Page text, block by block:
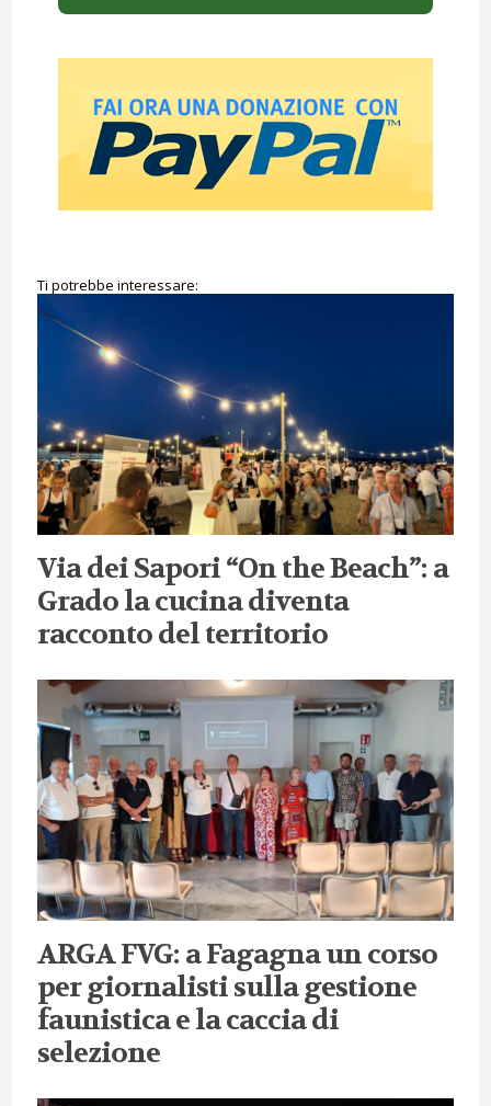
Ti potrebbe interessare:
Via dei Sapori “On the Beach”: a
Grado la cucina diventa
racconto del territorio
ARGA FVG: a Fagagna un corso
per giornalisti sulla gestione
faunistica e la caccia di
selezione